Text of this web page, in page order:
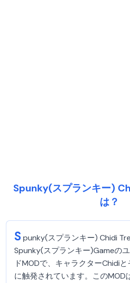
Spunky(スプランキー)
は？
Spunky(スプランキー) Chidi
Spunky(スプランキー)Gameの
ドMODで、キャラクターChidi
に触発されています。このMOD